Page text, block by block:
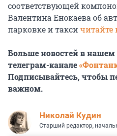
соответствующей
Валентина Енокаева об
парковке и таксичитайте
Больше новостей в
телеграм-канале
Подписывайтесь, чтобы
важном.
Николай Кудин
Старший редактор,